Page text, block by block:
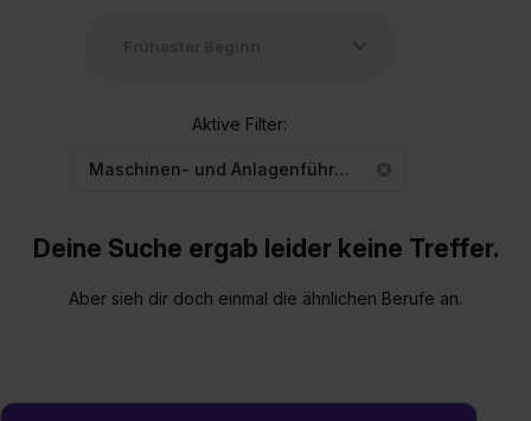
Aktive Filter:
Maschinen- und Anlagenführer/in
Deine Suche ergab leider keine Treffer.
Aber sieh dir doch einmal die ähnlichen Berufe an.